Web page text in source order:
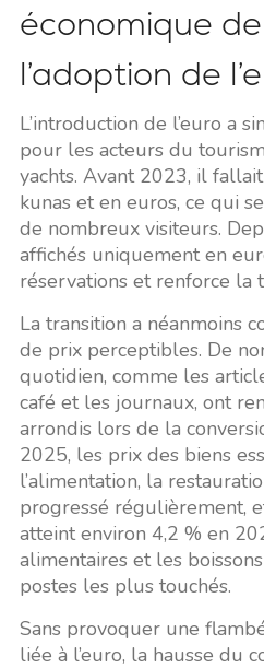
économique
l’adoption de
L’introduction de l’euro a
pour les acteurs du
yachts. Avant 2023, il
kunas et en euros, ce qui
de nombreux visiteurs.
affichés uniquement en
réservations et renforce la
La transition a néanmoins
de prix perceptibles. De
quotidien, comme les
café et les journaux, ont
arrondis lors de la
2025, les prix des biens
l’alimentation, la
progressé régulièrement,
atteint environ 4,2 % en
alimentaires et les
postes les plus touchés.
Sans provoquer une
liée à l’euro, la hausse du